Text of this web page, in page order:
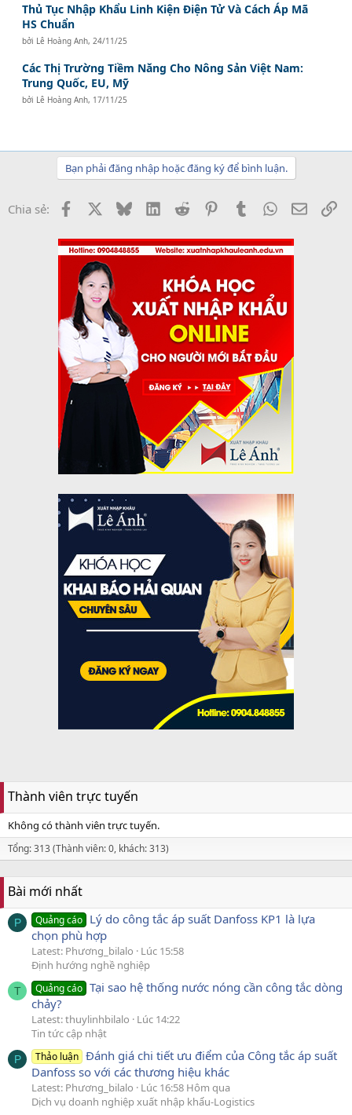
Thủ Tục Nhập Khẩu Linh Kiện Điện Tử Và Cách Áp Mã
HS Chuẩn
bởi Lê Hoàng Anh, 24/11/25
Các Thị Trường Tiềm Năng Cho Nông Sản Việt Nam:
Trung Quốc, EU, Mỹ
bởi Lê Hoàng Anh, 17/11/25
Bạn phải đăng nhập hoặc đăng ký để bình luận.
Chia sẻ: Facebook BlueskyLinkedInReddit PinterestTumblrWhatsApp
Email
Thành viên trực tuyến
Không có thành viên trực tuyến.
Tổng: 313 (Thành viên: 0, khách: 313)
Bài mới nhất
P Quảng cáo Lý do công tắc áp suất Danfoss KP1 là lựa
chọn phù hợp
Latest: Phương_bilalo
Lúc 15:58
Định hướng nghề nghiệp
T Quảng cáo Tại sao hệ thống nước nóng cần công tắc dòng
chảy?
Latest: thuylinhbilalo
Lúc 14:22
Tin tức cập nhật
P Thảo luận Đánh giá chi tiết ưu điểm của Công tắc áp suất
Danfoss so với các thương hiệu khác
Latest: Phương_bilalo
Lúc 16:58 Hôm qua
Dịch vụ doanh nghiệp xuất nhập khẩu-Logistics